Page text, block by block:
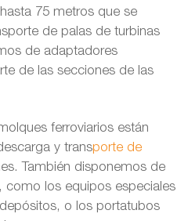
75 metros que se
de palas de turbinas
de adaptadores
de las secciones de las
ferroviarios están
y transporte de
También disponemos de
como los equipos especiales
o los portatubos